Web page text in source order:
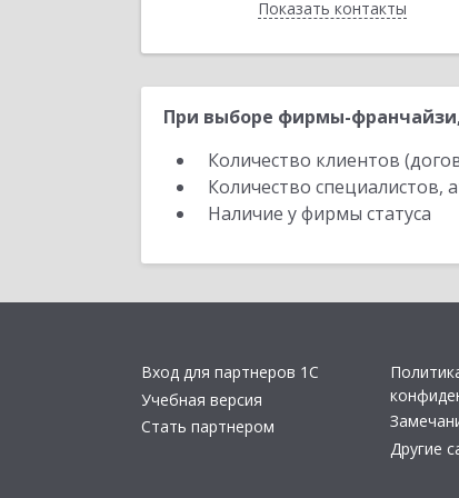
Показать контакты
Назад
При выборе фирмы-
Количество клиентов
Количество специалистов,
Наличие у фирмы статуса
Вход для партнеров 1С
Учебная версия
Стать партнером
Другие